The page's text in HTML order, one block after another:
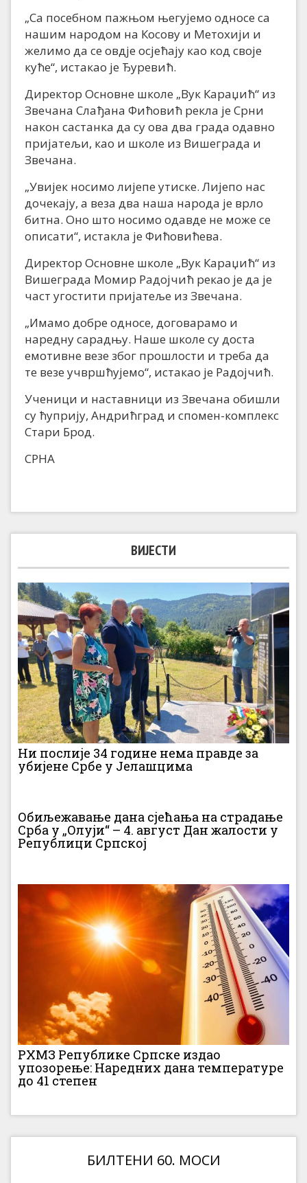
„Са посебном пажњом његујемо односе са
нашим народом на Косову и Метохији и
желимо да се овдје осјећају као код своје
куће“, истакао је Ђуревић.
Директор Основне школе „Вук Караџић“ из
Звечана Слађана Фићовић рекла је Срни
након састанка да су ова два града одавно
пријатељи, као и школе из Вишеграда и
Звечана.
„Увијек носимо лијепе утиске. Лијепо нас
дочекају, а веза два наша народа је врло
битна. Оно што носимо одавде не може се
описати“, истакла је Фићовићева.
Директор Основне школе „Вук Караџић“ из
Вишеграда Момир Радојчић рекао је да је
част угостити пријатеље из Звечана.
„Имамо добре односе, договарамо и
наредну сарадњу. Наше школе су доста
емотивне везе због прошлости и треба да
те везе учвршћујемо“, истакао је Радојчић.
Ученици и наставници из Звечана обишли
су ћуприју, Андрићград и спомен-комплекс
Стари Брод.
СРНА
ВИЈЕСТИ
Ни послије 34 године нема правде за
убијене Србе у Јелашцима
Обиљежавање дана сјећања на страдање
Срба у „Олуји“ – 4. август Дан жалости у
Републици Српској
РХМЗ Републике Српске издао
упозорење: Наредних дана температуре
до 41 степен
БИЛТЕНИ 60. МОСИ